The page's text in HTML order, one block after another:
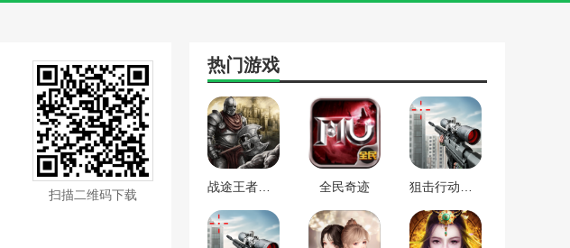
扫描二维码下载
热门游戏
全民奇迹